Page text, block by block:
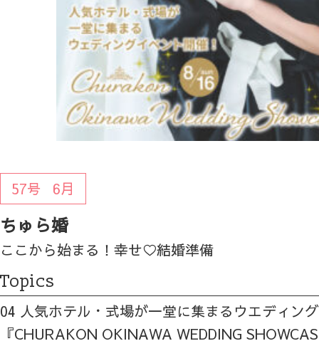
57号 6月
ちゅら婚
ここから始まる！幸せ♡結婚準備
Topics
04 人気ホテル・式場が一堂に集まるウエディン
『CHURAKON OKINAWA WEDDING